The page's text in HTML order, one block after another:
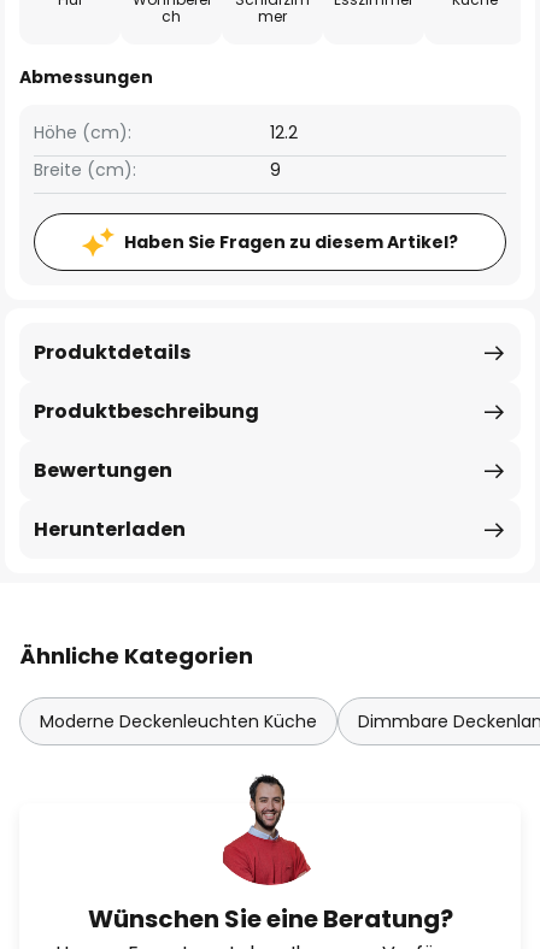
ch
mer
Abmessungen
Breite (cm): 9
Höhe (cm): 12.2
Haben Sie Fragen zu diesem Artikel?
Produktbeschreibung
Produktdetails
Bewertungen
Herunterladen
Ähnliche Kategorien
Moderne Deckenleuchten Küche Dimmbare
Wünschen Sie eine Beratung?